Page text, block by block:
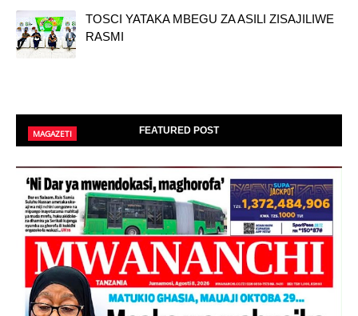
TOSCI YATAKA MBEGU ZA ASILI ZISAJILIWE
RASMI
FEATURED POST
MAGAZETI